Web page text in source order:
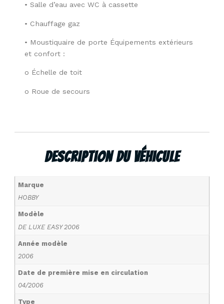
• Salle d’eau avec WC à cassette
• Chauffage gaz
• Moustiquaire de porte Équipements extérieurs
et confort :
o Échelle de toit
o Roue de secours
Description Du Véhicule
Marque
HOBBY
Modèle
DE LUXE EASY 2006
Année modèle
2006
Date de première mise en circulation
04/2006
Type